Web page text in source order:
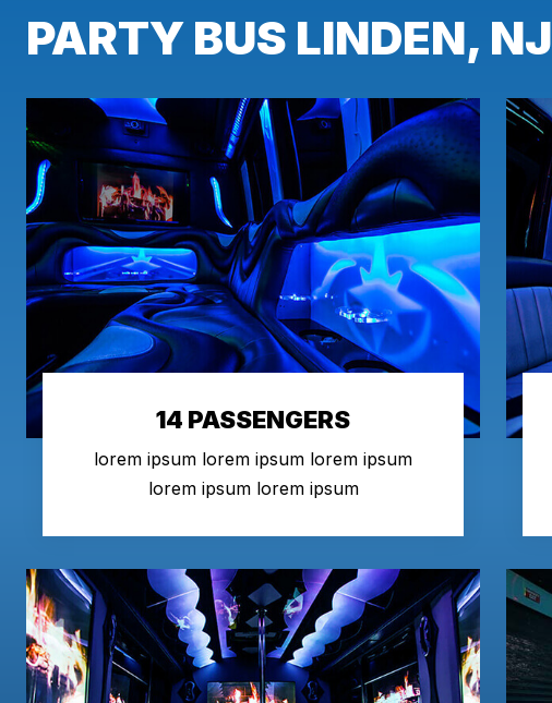
PARTY BUS LINDEN, NJ
14 PASSENGERS
lorem ipsum lorem ipsum lorem ipsum
lorem ipsum lorem ipsum